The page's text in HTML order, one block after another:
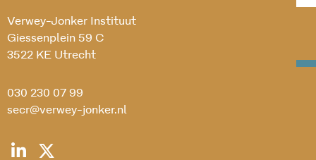
Verwey-Jonker Instituut
Giessenplein 59 C
3522 KE Utrecht
030 230 07 99
secr@verwey-jonker.nl